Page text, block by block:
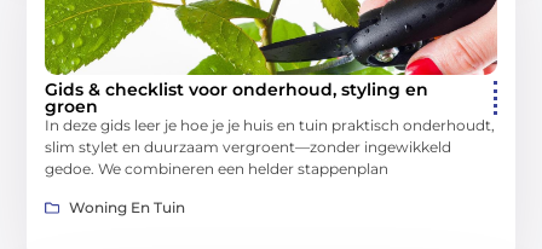
Gids & checklist voor onderhoud, styling en
groen
In deze gids leer je hoe je je huis en tuin praktisch onderhoudt,
slim stylet en duurzaam vergroent—zonder ingewikkeld
gedoe. We combineren een helder stappenplan
Woning En Tuin